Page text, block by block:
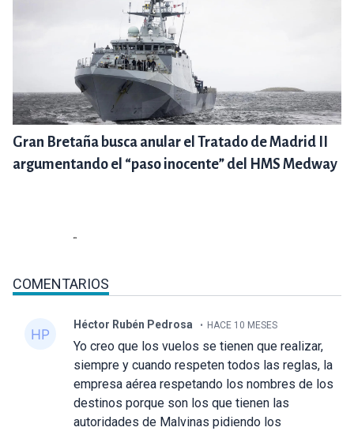
Gran Bretaña busca anular el Tratado de Madrid II
argumentando el “paso inocente” del HMS Medway
COMENTARIOS
Héctor Rubén Pedrosa HACE 10 MESES
Yo creo que los vuelos se tienen que realizar,
siempre y cuando respeten todos las reglas, la
empresa aérea respetando los nombres de los
destinos porque son los que tienen las
autoridades de Malvinas pidiendo los